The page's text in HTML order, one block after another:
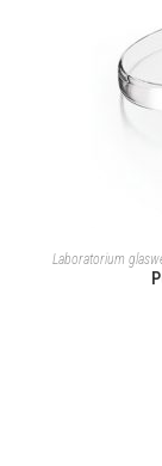
Laboratorium